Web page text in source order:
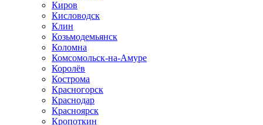
Киров
Кисловодск
Клин
Козьмодемьянск
Коломна
Комсомольск-на-Амуре
Королёв
Кострома
Красногорск
Краснодар
Красноярск
Кропоткин